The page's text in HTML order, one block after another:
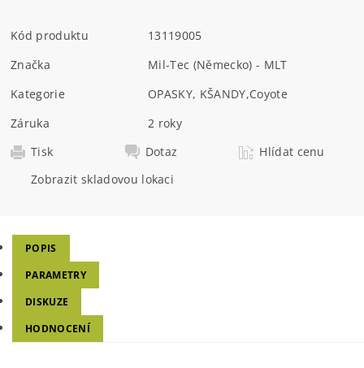
Kód produktu
13119005
Značka
Mil-Tec (Německo) - MLT
Kategorie
OPASKY, KŠANDY,Coyote
Záruka
2 roky
Tisk
Dotaz
Hlídat cenu
Zobrazit skladovou lokaci
POPIS
PARAMETRY
DISKUZE
HODNOCENÍ